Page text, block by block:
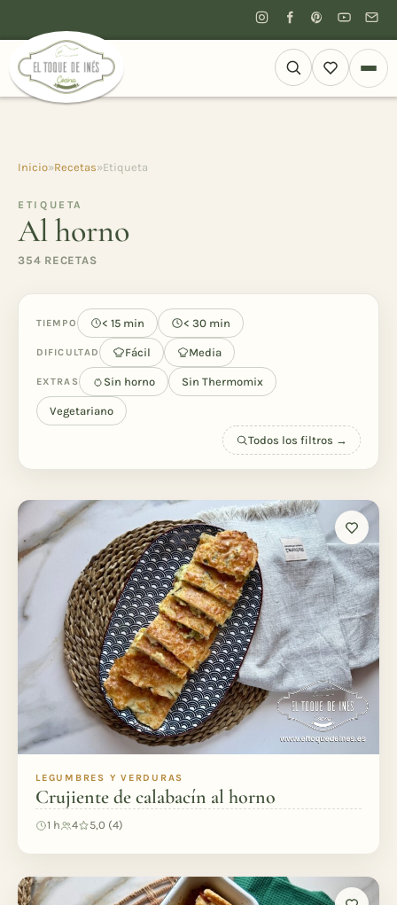
Inicio»Recetas»Etiqueta
ETIQUETA
Al horno
354 RECETAS
TIEMPO < 15 min < 30 min
DIFICULTAD Fácil Media
EXTRAS Sin horno Sin Thermomix
Vegetariano
Todos los filtros →
LEGUMBRES Y VERDURAS
Crujiente de calabacín al horno
1 h 4 5,0 (4)